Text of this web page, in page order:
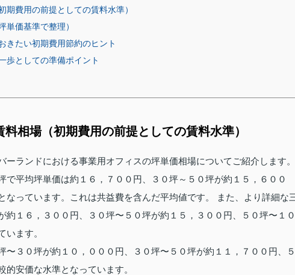
期費用の前提としての賃料水準）
単価基準で整理）
きたい初期費用節約のヒント
歩としての準備ポイント
相場（初期費用の前提としての賃料水準）
ーランドにおける事業用オフィスの坪単価相場についてご紹介します。
で平均坪単価は約１６，７００円、３０坪～５０坪が約１５，６００
なっています。これは共益費を含んだ平均値です。 また、より詳細な
約１６，３００円、３０坪〜５０坪が約１５，３００円、５０坪〜１０
います。
〜３０坪が約１０，０００円、３０坪〜５０坪が約１１，７００円、５
安価な水準となっています。